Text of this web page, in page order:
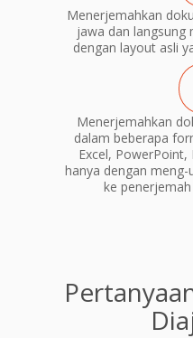
Menerjemahkan
jawa dan langsung
dengan layout asli
Menerjemahkan
dalam beberapa
Excel,
hanya dengan
ke